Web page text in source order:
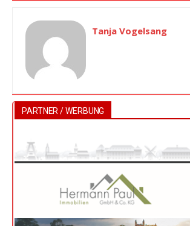
Tanja Vogelsang
PARTNER / WERBUNG